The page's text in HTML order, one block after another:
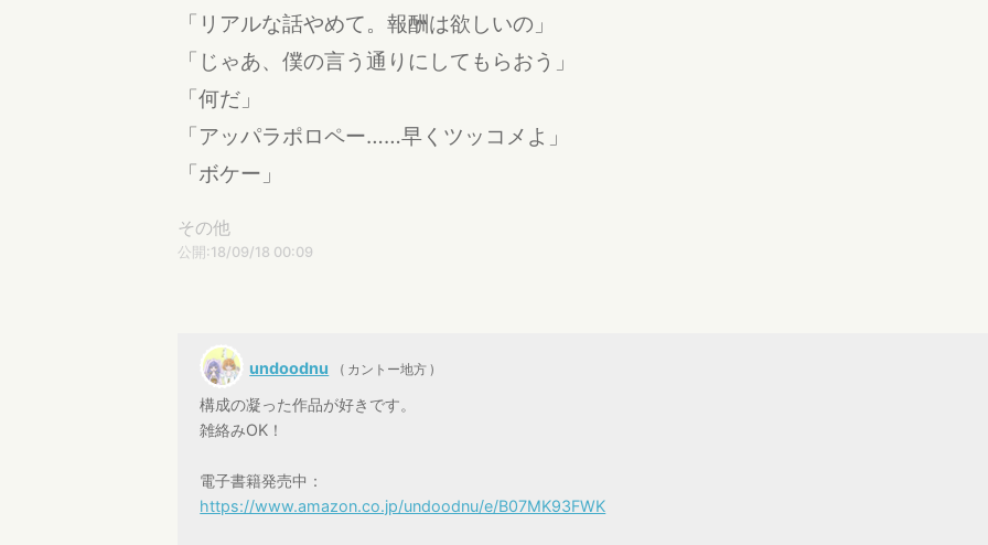
「リアルな話やめて。報酬は欲しいの」
「じゃあ、僕の言う通りにしてもらおう」
「何だ」
「アッパラポロペー……早くツッコメよ」
「ボケー」
その他
公開:18/09/18 00:09
undoodnu ( カントー地方 )
構成の凝った作品が好きです。
雑絡みOK！
電子書籍発売中：
https://www.amazon.co.jp/undoodnu/e/B07MK93FWK